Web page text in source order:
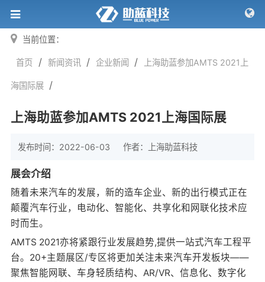
当前位置：
首页 / 新闻资讯 / 企业新闻 / 上海助蓝参加AMTS 2021上
海国际展 /
上海助蓝参加AMTS 2021上海国际展
发布时间：2022-06-03 作者： 上海助蓝科技
展会介绍
随着未来汽车的发展，新的造车企业、新的出行模式正在
颠覆汽车行业，电动化、智能化、共享化和网联化技术应
时而生。
AMTS 2021亦将紧跟行业发展趋势,提供一站式汽车工程平
台。20+主题展区/专区将更加关注未来汽车开发板块——
聚焦智能网联、车身轻质结构、AR/VR、信息化、数字化